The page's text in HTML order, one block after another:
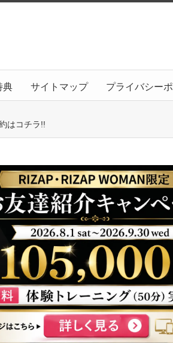
典 サイトマップ プライバシー
はコチラ!!